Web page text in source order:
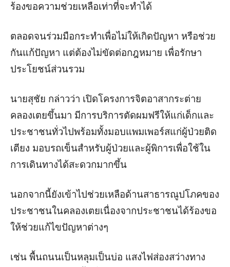
ร้องขอความช่วยเหลือเท่าที่จะทำได้
ตลอดจนร่วมมือกระทำเพื่อไม่ให้เกิดปัญหา หรือช่วย
กันแก้ปัญหา แต่ต้องไม่ขัดต่อกฎหมาย เพื่อรักษา
ประโยชน์ส่วนรวม
นายสุชัย กล่าวว่า เปิดโครงการจิตอาสากระต่าย
คลองเตยขึ้นมา มีการบริการตัดผมฟรีให้แก่เด็กและ
ประชาชนทั่วไปพร้อมทั้งมอบแพมเพอร์สแก่ผู้ป่วยติด
เตียง มอบรถเข็นสำหรับผู้ป่วยและผู้พิการเพื่อใช้ใน
การเดินทางได้สะดวกมากขึ้น
นอกจากนี้ยังเข้าไปช่วยเหลือด้านสาธารณูปโภคของ
ประชาชนในคลองเตยเนื่องจากประชาชนได้ร้องขอ
ให้ช่วยแก้ไขปัญหาต่างๆ
เช่น พื้นถนนเป็นหลุมเป็นบ่อ แสงไฟส่องสว่างทาง